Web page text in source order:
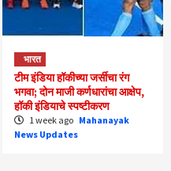
भारत
टीम इंडिया हॉकीच्या जर्सीचा रंग
भगवा; दोन माजी कर्णधारांचा आक्षेप,
हॉकी इंडियाचे स्पष्टीकरण
1 week ago Mahanayak
News Updates